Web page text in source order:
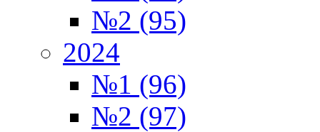
№2 (95)
2024
№1 (96)
№2 (97)